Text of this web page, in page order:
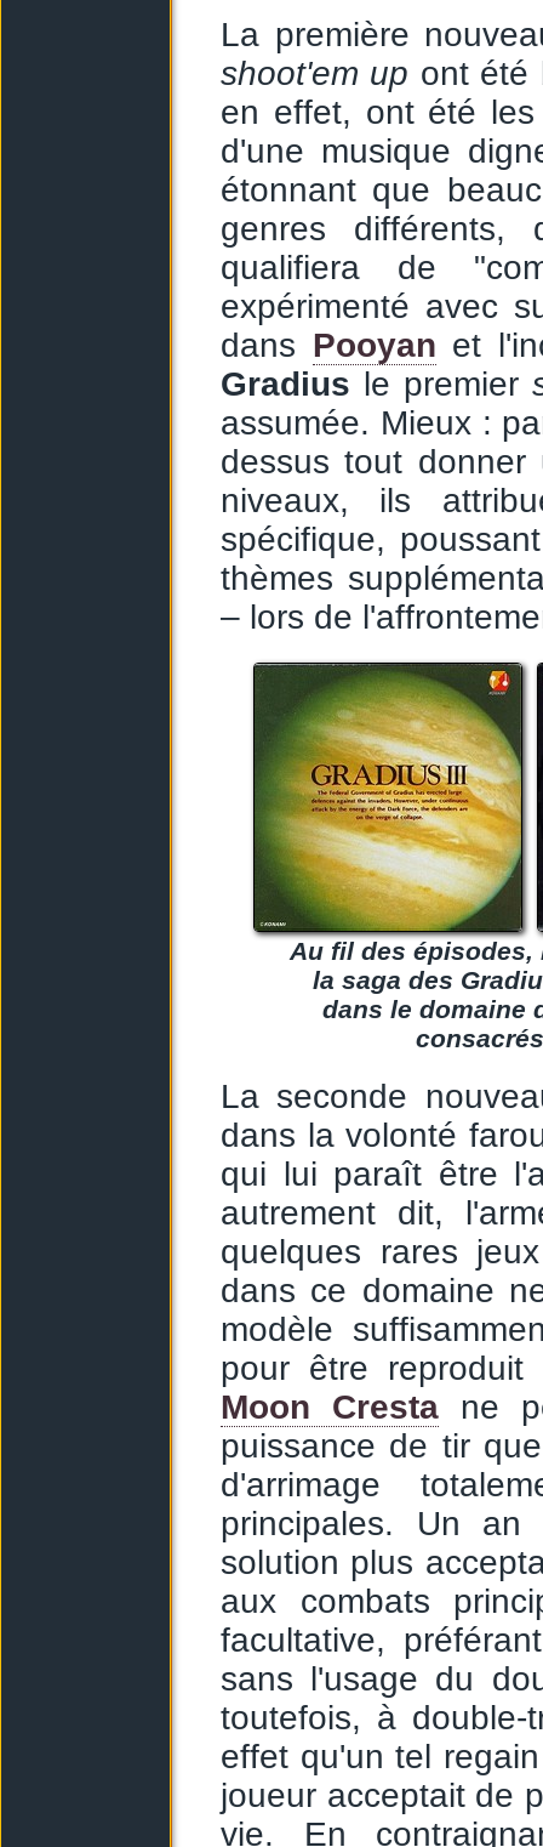
La première
shoot'em up ont été
en effet, ont été
d'une musique
étonnant que
genres différents,
qualifiera de
expérimenté avec
dans Pooyan et
Gradius le premier
assumée. Mieux :
dessus tout
niveaux, ils
spécifique,
thèmes
– lors de
Au fil des épisodes,
la saga des
dans le domaine
La seconde
dans la volonté
qui lui paraît être
autrement dit,
quelques rares
dans ce domaine
modèle
pour être
Moon Cresta ne
puissance de tir
d'arrimage
principales. Un
solution plus
aux combats
facultative,
sans l'usage du
toutefois, à
effet qu'un tel
joueur acceptait de
vie. En